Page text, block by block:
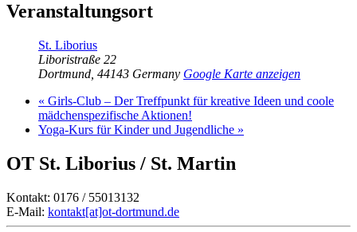
Veranstaltungsort
St. Liborius
Liboristraße 22
Dortmund 44143 Germany Google Karte anzeigen
« Girls-Club – Der Treffpunkt für kreative Ideen und coole
mädchenspezifische Aktionen!
Yoga-Kurs für Kinder und Jugendliche »
OT St. Liborius / St. Martin
Kontakt: 0176 / 55013132
E-Mail: kontakt[at]ot-dortmund.de